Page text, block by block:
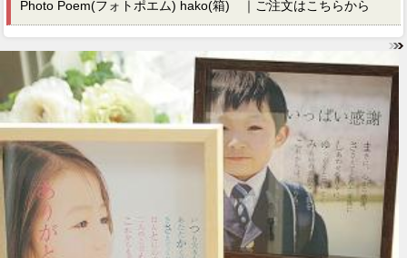
Photo Poem(フォトポエム) hako(箱) ｜ご注文はこちらから